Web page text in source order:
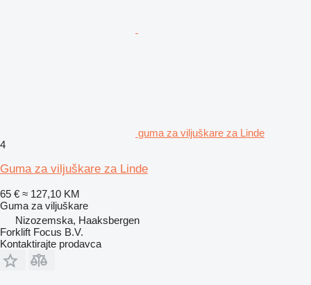
guma za viljuškare za Linde
4
Guma za viljuškare za Linde
65 € ≈ 127,10 KM
Guma za viljuškare
Nizozemska, Haaksbergen
Forklift Focus B.V.
Kontaktirajte prodavca